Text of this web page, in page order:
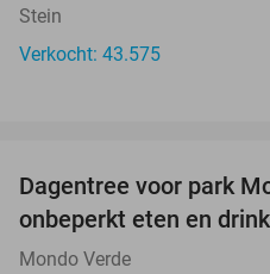
Stein
Verkocht: 43.575
Dagentree voor park
onbeperkt eten en
Mondo Verde